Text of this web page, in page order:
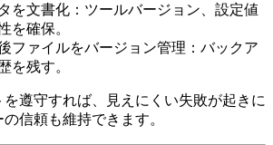
を文書化 ：ツールバージョン、設定値
を確保。
ファイルをバージョン管理 ：バックア
を残す。
遵守すれば、見えにくい失敗が起きに
信頼も維持できます。